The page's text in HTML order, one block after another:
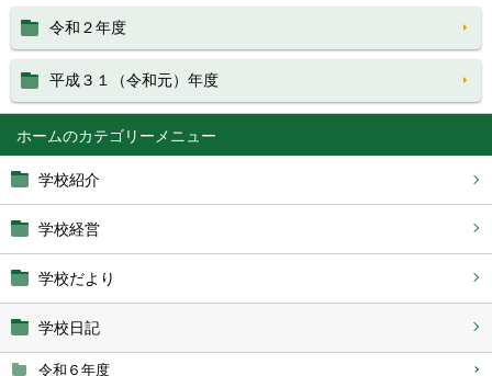
ホーム
学校紹介
学校経営
学校だより
学校日記
令和６年度
令和２年度
平成３１（令和元）年度